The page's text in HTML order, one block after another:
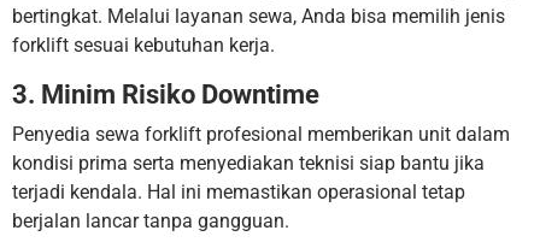
bertingkat. Melalui layanan sewa, Anda bisa memilih jenis
forklift sesuai kebutuhan kerja.
3. Minim Risiko Downtime
Penyedia sewa forklift profesional memberikan unit dalam
kondisi prima serta menyediakan teknisi siap bantu jika
terjadi kendala. Hal ini memastikan operasional tetap
berjalan lancar tanpa gangguan.